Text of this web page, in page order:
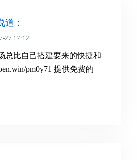
道：
27 17:12
总比自己搭建要来的快捷和
pm0y71 提供免费的